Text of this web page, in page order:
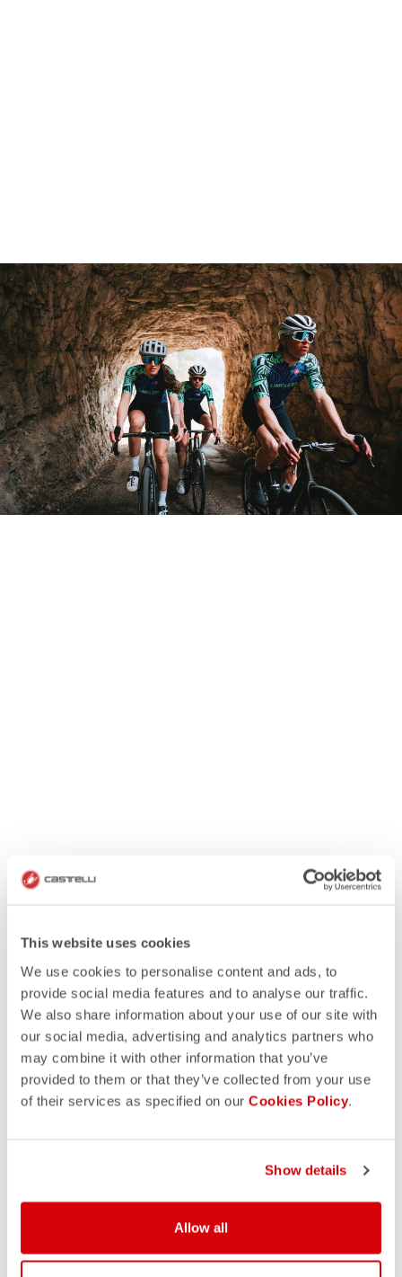
This website uses cookies
We use cookies to personalise content and ads, to
provide social media features and to analyse our traffic.
We also share information about your use of our site with
our social media, advertising and analytics partners who
may combine it with other information that you’ve
provided to them or that they’ve collected from your use
of their services as specified on our Cookies Policy.
Show details
Allow all